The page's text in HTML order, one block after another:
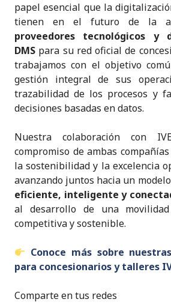
papel esencial que la
tienen en el futuro de la
proveedores tecnológicos y
DMS para su red oficial de
trabajamos con el objetivo
gestión integral de sus
trazabilidad de los procesos y
decisiones basadas en datos.
Nuestra colaboración con
compromiso de ambas
la sostenibilidad y la excelencia
avanzando juntos hacia un
eficiente, inteligente y
al desarrollo de una
competitiva y sostenible.
Conoce más sobre
para concesionarios y talleres
Comparte en tus redes